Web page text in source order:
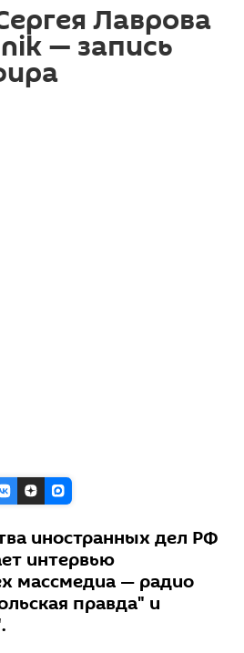
Лаврова
— запись
иностранных дел РФ
интервью
массмедиа — радио
правда" и